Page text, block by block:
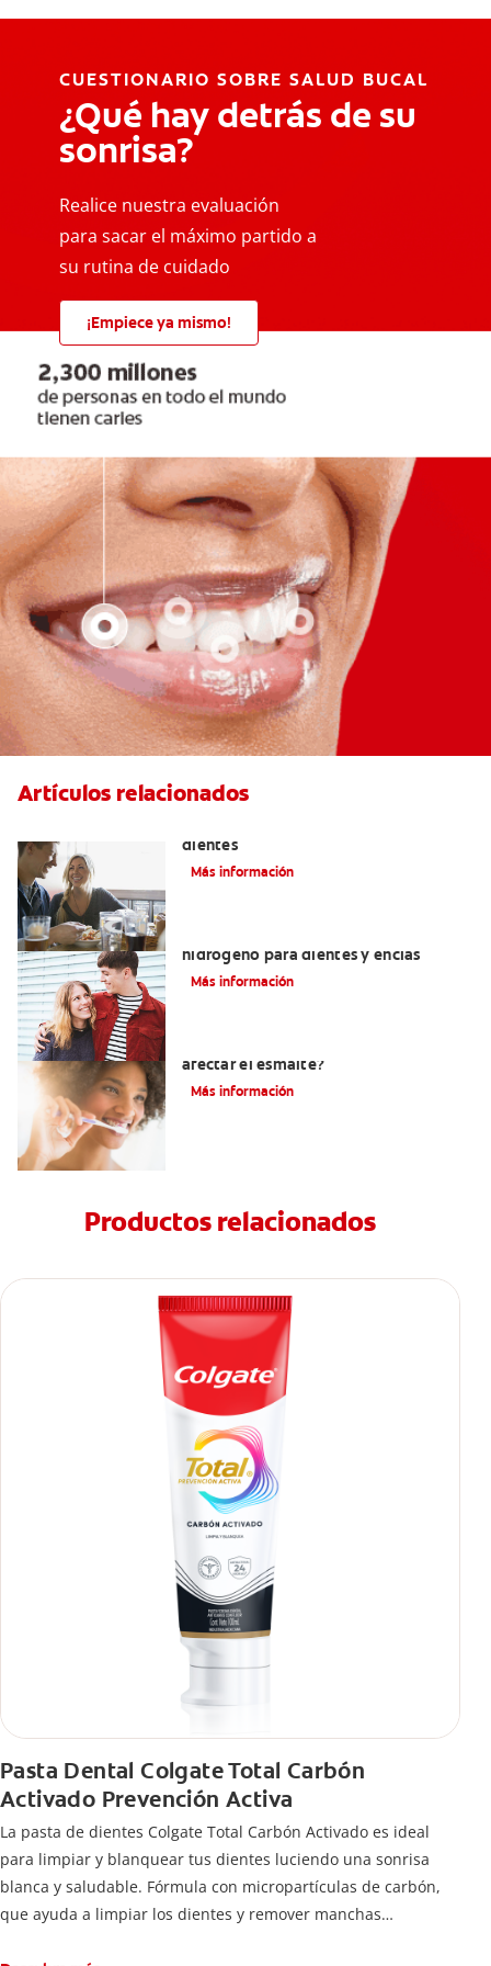
CUESTIONARIO SOBRE SALUD BUCAL
¿Qué hay detrás de su
sonrisa?
Realice nuestra evaluación
para sacar el máximo partido a
su rutina de cuidado
¡Empiece ya mismo!
Artículos relacionados
dientes
Más información
hidrógeno para dientes y encías
Más información
afectar el esmalte?
Más información
Productos relacionados
Pasta Dental Colgate Total Carbón
Activado Prevención Activa
La pasta de dientes Colgate Total Carbón Activado es ideal
para limpiar y blanquear tus dientes luciendo una sonrisa
blanca y saludable. Fórmula con micropartículas de carbón,
que ayuda a limpiar los dientes y remover manchas